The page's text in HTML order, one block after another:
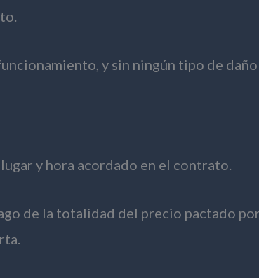
y sin ningún tipo de
y hora acordado en el contrato.
de la totalidad del precio pactado